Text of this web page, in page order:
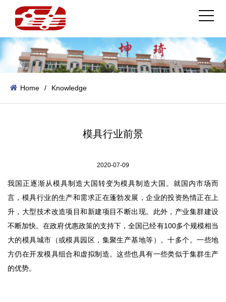
Home / Knowledge
模具行业前景
2020-07-09
我国正逐渐从模具制造大国转变为模具制造大国。就国内市场而
言，模具行业的生产和需求正在蓬勃发展，企业的投资热情正在上
升，大型技术改造项目和新建项目不断出现。此外，产业集群建设
不断加快。在政府优惠政策的支持下，全国已经有100多个规模相当
大的模具城市（或模具园区，集聚生产基地等）。十多个。一些地
方仍在开发模具组合和虚拟制造。这些也具有一些类似于集群生产
的优势。